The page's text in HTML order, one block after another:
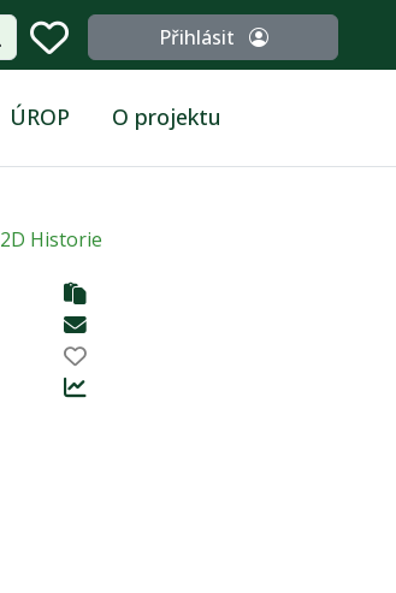
Přihlásit
ÚROP O projektu
2D Historie